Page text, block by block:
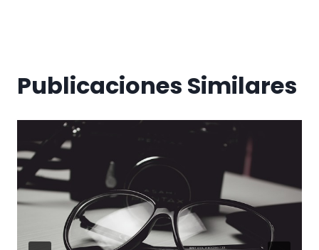
Publicaciones Similares